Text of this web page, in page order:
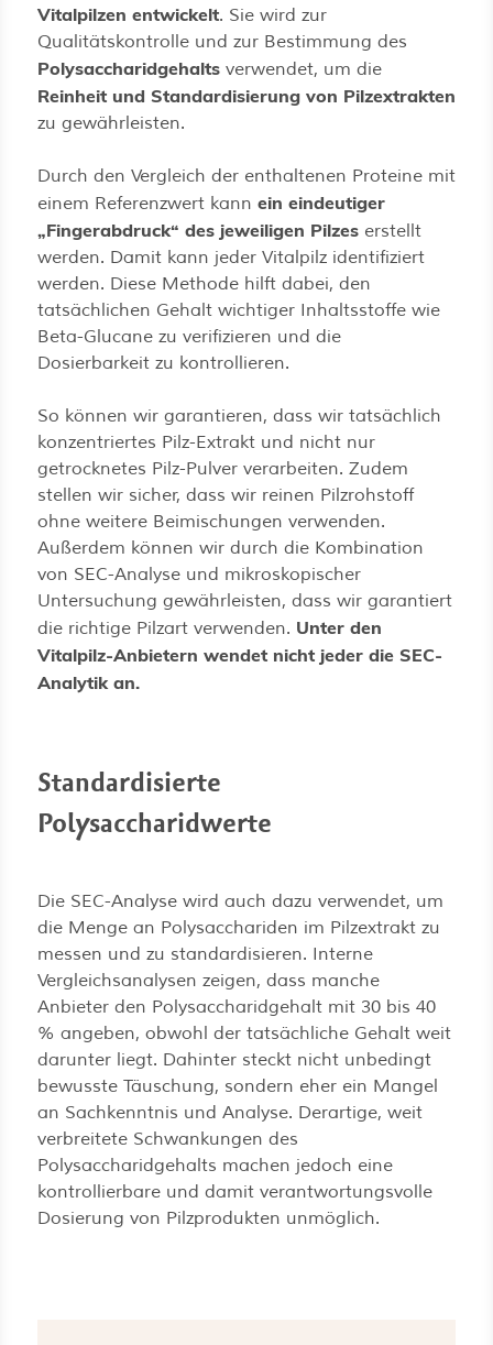
Vitalpilzen entwickelt. Sie wird zur
Qualitätskontrolle und zur Bestimmung des
Polysaccharidgehalts verwendet, um die
Reinheit und Standardisierung von Pilzextrakten
zu gewährleisten.
Durch den Vergleich der enthaltenen Proteine mit
einem Referenzwert kann ein eindeutiger
„Fingerabdruck“ des jeweiligen Pilzes erstellt
werden. Damit kann jeder Vitalpilz identifiziert
werden. Diese Methode hilft dabei, den
tatsächlichen Gehalt wichtiger Inhaltsstoffe wie
Beta-Glucane zu verifizieren und die
Dosierbarkeit zu kontrollieren.
So können wir garantieren, dass wir tatsächlich
konzentriertes Pilz-Extrakt und nicht nur
getrocknetes Pilz-Pulver verarbeiten. Zudem
stellen wir sicher, dass wir reinen Pilzrohstoff
ohne weitere Beimischungen verwenden.
Außerdem können wir durch die Kombination
von SEC-Analyse und mikroskopischer
Untersuchung gewährleisten, dass wir garantiert
die richtige Pilzart verwenden. Unter den
Vitalpilz-Anbietern wendet nicht jeder die SEC-
Analytik an.
Standardisierte
Polysaccharidwerte
Die SEC-Analyse wird auch dazu verwendet, um
die Menge an Polysacchariden im Pilzextrakt zu
messen und zu standardisieren. Interne
Vergleichsanalysen zeigen, dass manche
Anbieter den Polysaccharidgehalt mit 30 bis 40
% angeben, obwohl der tatsächliche Gehalt weit
darunter liegt. Dahinter steckt nicht unbedingt
bewusste Täuschung, sondern eher ein Mangel
an Sachkenntnis und Analyse. Derartige, weit
verbreitete Schwankungen des
Polysaccharidgehalts machen jedoch eine
kontrollierbare und damit verantwortungsvolle
Dosierung von Pilzprodukten unmöglich.